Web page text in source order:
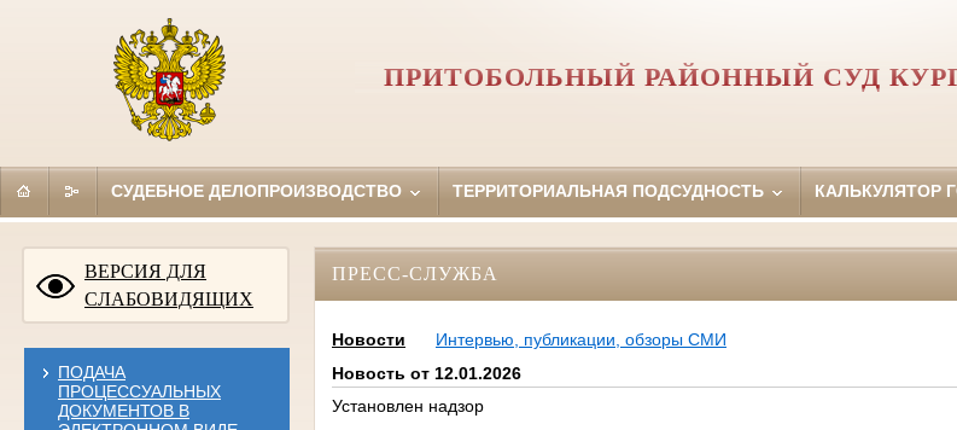
ПРИТОБОЛЬНЫЙ РАЙОННЫЙ СУД
СУДЕБНОЕ ДЕЛОПРОИЗВОДСТВО ТЕРРИТОРИАЛЬНАЯ ПОДСУДНОСТЬ КАЛЬКУЛЯТОР
ВЕРСИЯ ДЛЯ
СЛАБОВИДЯЩИХ
ПОДАЧА
ПРОЦЕССУАЛЬНЫХ
ДОКУМЕНТОВ В
ПРЕСС-СЛУЖБА
Новости
Интервью, публикации, обзоры СМИ
Новость от 12.01.2026
Установлен надзор